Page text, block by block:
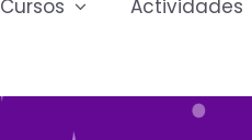
Cursos Actividades